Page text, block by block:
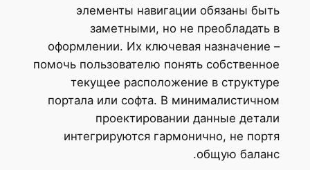
элементы навигации обязаны быть
заметными, но не преобладать в
оформлении. Их ключевая назначение –
помочь пользователю понять собственное
текущее расположение в структуре
портала или софта. В минималистичном
проектировании данные детали
интегрируются гармонично, не портя
общую баланс.